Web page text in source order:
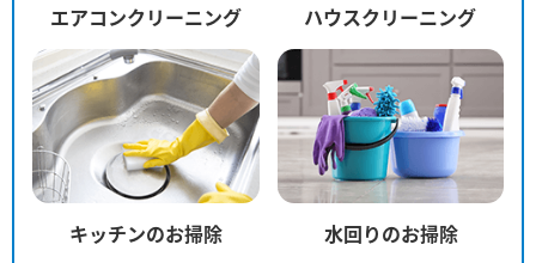
エアコンクリーニング ハウスクリーニング
キッチンのお掃除 水回りのお掃除